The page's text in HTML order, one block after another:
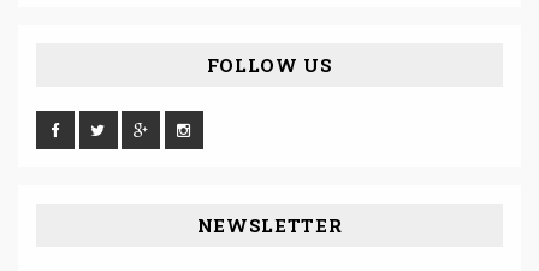
FOLLOW US
NEWSLETTER